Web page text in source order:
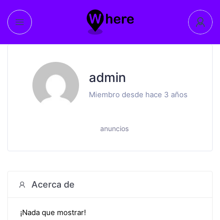
admin
Miembro desde hace 3 años
anuncios
Acerca de
¡Nada que mostrar!